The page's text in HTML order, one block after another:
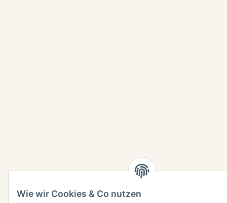
Wie wir Cookies & Co nutzen